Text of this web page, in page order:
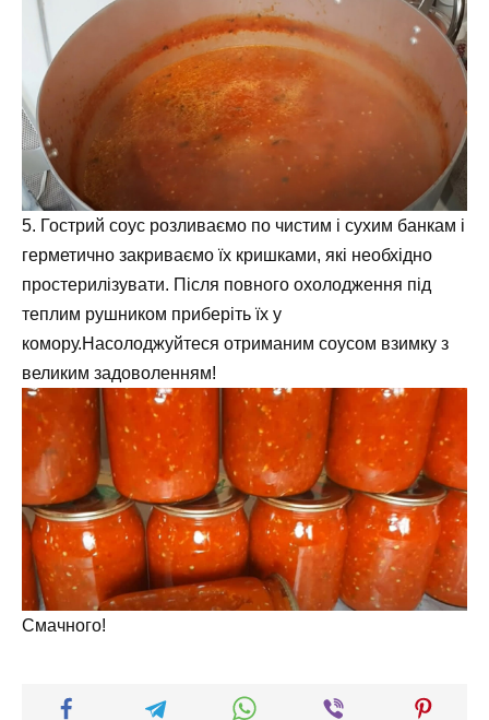
5. Гострий соус розливаємо по чистим і сухим банкам і
герметично закриваємо їх кришками, які необхідно
простерилізувати. Після повного охолодження під
теплим рушником приберіть їх у
комору.Насолоджуйтеся отриманим соусом взимку з
великим задоволенням!
Смачного!